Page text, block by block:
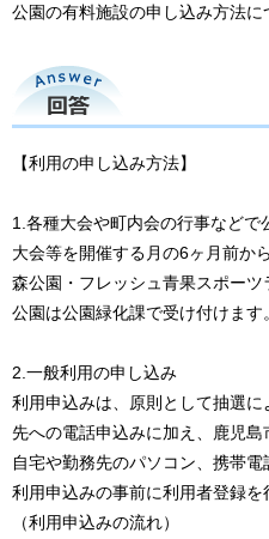
公園の有料施設の申し込み方法に
回答
【利用の申し込み方法】
1.各種大会や町内会の行事などで
大会等を開催する月の6ヶ月前か
森公園・フレッシュ青果スポー
公園は公園緑化課で受け付けます。
2.一般利用の申し込み
利用申込みは、原則として抽選
先への電話申込みに加え、鹿児島
自宅や勤務先のパソコン、携帯電
利用申込みの事前に利用者登録を
（利用申込みの流れ）